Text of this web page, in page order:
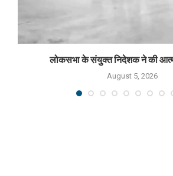
लोकसभा के संयुक्त निदेशक ने की
August 5, 2026